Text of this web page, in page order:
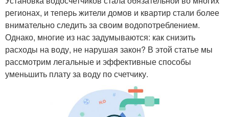
регионах, и теперь жители домов и квартир стали более
внимательно следить за своим водопотреблением.
Однако, многие из нас задумываются: как снизить
расходы на воду, не нарушая закон? В этой статье мы
рассмотрим легальные и эффективные способы
уменьшить плату за воду по счетчику.